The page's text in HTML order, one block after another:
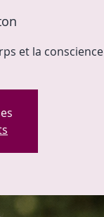
et la conscience